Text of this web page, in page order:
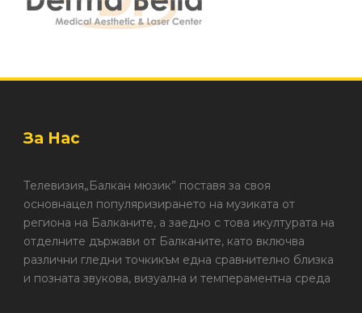
За Нас
Телевизия„Балкан мюзик” поставя за своя
основнацел популяризирането на музиката от
региона на Балканите, а заедно с това икултурата на
отделните държави от Балканите, като включва
различни гледни точкикъм една сравнително близка
и позната звукова, визуална и темпераментна среда